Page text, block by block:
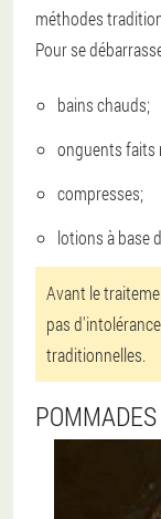
méthodes
Pour se
bains chauds;
onguents faits
compresses;
lotions à base
Avant le
pas
traditionnelles.